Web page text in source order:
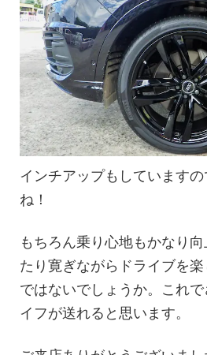
インチアップもしています
ね！
もちろん乗り心地もかなり
たり寛ぎながらドライブを
ではないでしょうか。これ
イフが送れると思います。